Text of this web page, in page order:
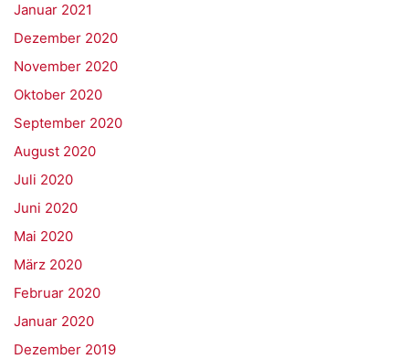
Januar 2021
Dezember 2020
November 2020
Oktober 2020
September 2020
August 2020
Juli 2020
Juni 2020
Mai 2020
März 2020
Februar 2020
Januar 2020
Dezember 2019